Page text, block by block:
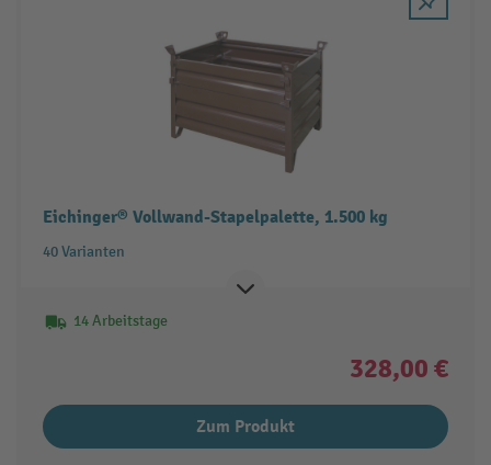
Eichinger® Vollwand-Stapelpalette, 1.500 kg
40 Varianten
14 Arbeitstage
328,00 €
Zum Produkt